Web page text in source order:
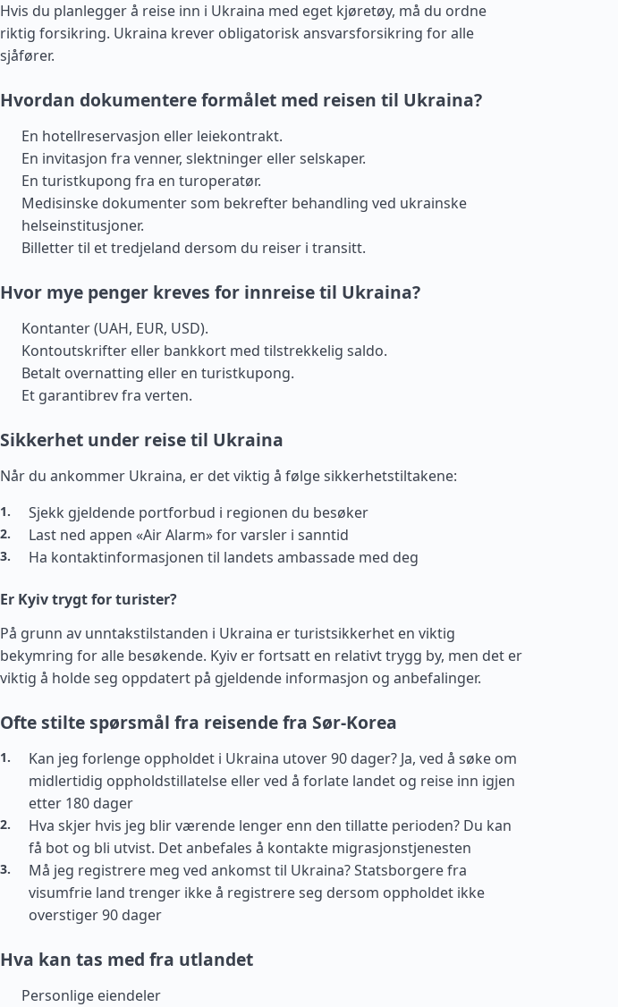
Hvis du planlegger å reise inn i Ukraina med eget kjøretøy, må du ordne
riktig forsikring. Ukraina krever obligatorisk ansvarsforsikring for alle
sjåfører.
Hvordan dokumentere formålet med reisen til Ukraina?
En hotellreservasjon eller leiekontrakt.
En invitasjon fra venner, slektninger eller selskaper.
En turistkupong fra en turoperatør.
Medisinske dokumenter som bekrefter behandling ved ukrainske
helseinstitusjoner.
Billetter til et tredjeland dersom du reiser i transitt.
Hvor mye penger kreves for innreise til Ukraina?
Kontanter (UAH, EUR, USD).
Kontoutskrifter eller bankkort med tilstrekkelig saldo.
Betalt overnatting eller en turistkupong.
Et garantibrev fra verten.
Sikkerhet under reise til Ukraina
Når du ankommer Ukraina, er det viktig å følge sikkerhetstiltakene:
Sjekk gjeldende portforbud i regionen du besøker
Last ned appen «Air Alarm» for varsler i sanntid
Ha kontaktinformasjonen til landets ambassade med deg
Er Kyiv trygt for turister?
På grunn av unntakstilstanden i Ukraina er turistsikkerhet en viktig
bekymring for alle besøkende. Kyiv er fortsatt en relativt trygg by, men det er
viktig å holde seg oppdatert på gjeldende informasjon og anbefalinger.
Ofte stilte spørsmål fra reisende fra Sør-Korea
Kan jeg forlenge oppholdet i Ukraina utover 90 dager? Ja, ved å søke om
midlertidig oppholdstillatelse eller ved å forlate landet og reise inn igjen
etter 180 dager
Hva skjer hvis jeg blir værende lenger enn den tillatte perioden? Du kan
få bot og bli utvist. Det anbefales å kontakte migrasjonstjenesten
Må jeg registrere meg ved ankomst til Ukraina? Statsborgere fra
visumfrie land trenger ikke å registrere seg dersom oppholdet ikke
overstiger 90 dager
Hva kan tas med fra utlandet
Personlige eiendeler